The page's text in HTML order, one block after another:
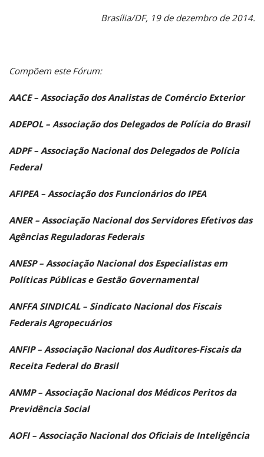
Brasília/DF, 19 de dezembro de 2014.
Compõem este Fórum:
AACE – Associação dos Analistas de Comércio Exterior
ADEPOL – Associação dos Delegados de Polícia do Brasil
ADPF – Associação Nacional dos Delegados de Polícia
Federal
AFIPEA – Associação dos Funcionários do IPEA
ANER – Associação Nacional dos Servidores Efetivos das
Agências Reguladoras Federais
ANESP – Associação Nacional dos Especialistas em
Políticas Públicas e Gestão Governamental
ANFFA SINDICAL – Sindicato Nacional dos Fiscais
Federais Agropecuários
ANFIP – Associação Nacional dos Auditores-Fiscais da
Receita Federal do Brasil
ANMP – Associação Nacional dos Médicos Peritos da
Previdência Social
AOFI – Associação Nacional dos Oficiais de Inteligência